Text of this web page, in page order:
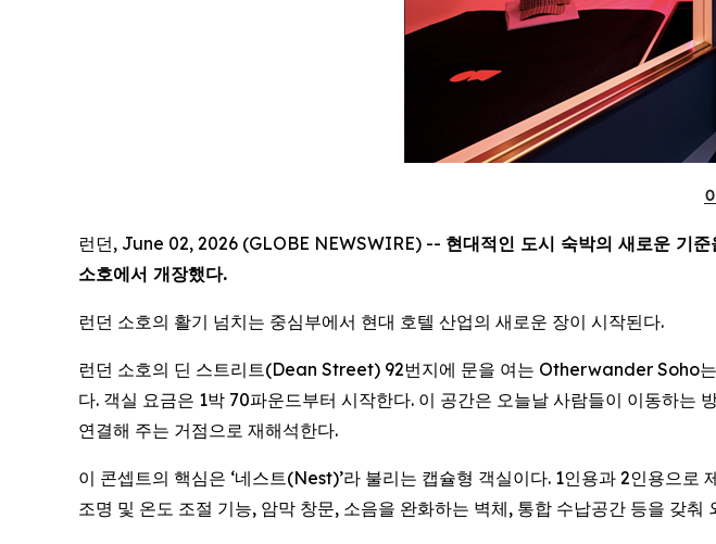
런던, June 02, 2026 (GLOBE NEWSWIRE) -- 현대적인 도시 숙박의 새로운 기
소호에서 개장했다.
런던 소호의 활기 넘치는 중심부에서 현대 호텔 산업의 새로운 장이 시작된다.
런던 소호의 딘 스트리트(Dean Street) 92번지에 문을 여는 Otherwander Soho
다. 객실 요금은 1박 70파운드부터 시작한다. 이 공간은 오늘날 사람들이 이동하
연결해 주는 거점으로 재해석한다.
이 콘셉트의 핵심은 ‘네스트(Nest)’라 불리는 캡슐형 객실이다. 1인용과 2인용으
조명 및 온도 조절 기능, 암막 창문, 소음을 완화하는 벽체, 통합 수납공간 등을 갖